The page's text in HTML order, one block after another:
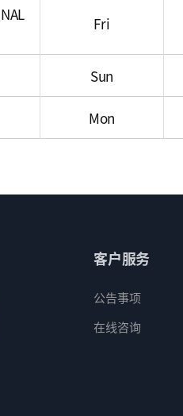
Fri
Sun
Mon
客户服务
公告事项
在线咨询